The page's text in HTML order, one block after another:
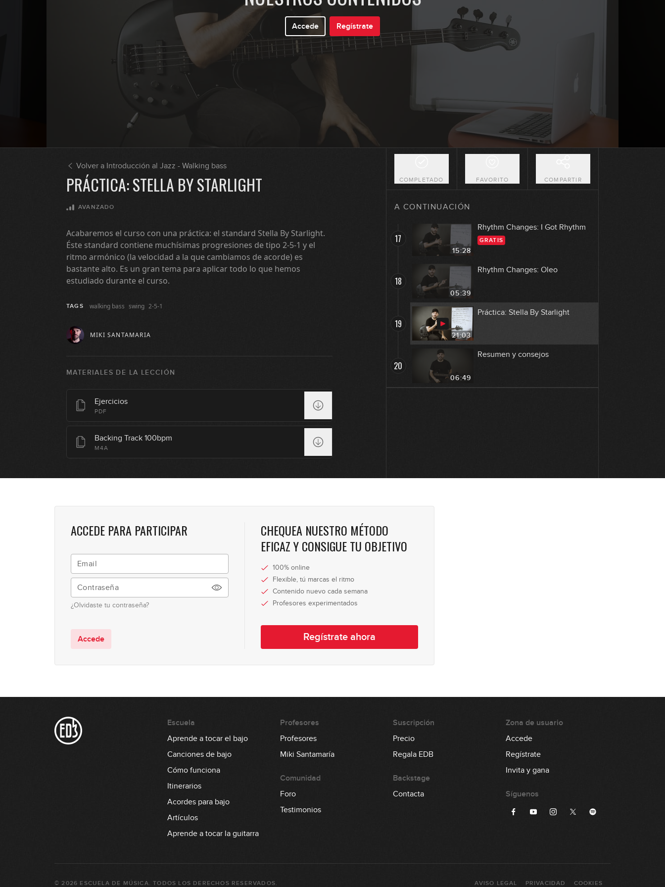
Accede Regístrate
Volver a Introducción al Jazz - Walking bass
PRÁCTICA: STELLA BY STARLIGHT
AVANZADO
Acabaremos el curso con una práctica: el standard Stella By Starlight.
Éste standard contiene muchísimas progresiones de tipo 2-5-1 y el
ritmo armónico (la velocidad a la que cambiamos de acorde) es
bastante alto. Es un gran tema para aplicar todo lo que hemos
estudiado durante el curso.
TAGS walking bass swing 2-5-1
MIKI SANTAMARIA
MATERIALES DE LA LECCIÓN
Ejercicios
PDF
Backing Track 100bpm
M4A
COMPLETADO FAVORITO COMPARTIR
A CONTINUACIÓN
18:04
Construyendo líneas Walking
sobre 2-5-1 mayores
21:18
Práctica: Tune Up
15
El Jazz Blues
18:58
Práctica: All Of Me
17
15:28
Rhythm Changes: I Got Rhythm
GRATIS
18
05:39
Rhythm Changes: Oleo
19
21:03
Práctica: Stella By Starlight
20
06:49
Resumen y consejos
ACCEDE PARA PARTICIPAR
¿Olvidaste tu contraseña?
Accede
CHEQUEA NUESTRO MÉTODO
EFICAZ Y CONSIGUE TU OBJETIVO
100% online
Flexible, tú marcas el ritmo
Contenido nuevo cada semana
Profesores experimentados
Regístrate ahora
Escuela
Aprende a tocar el bajo
Canciones de bajo
Cómo funciona
Itinerarios
Acordes para bajo
Artículos
Aprende a tocar la guitarra
Profesores
Profesores
Miki Santamaría
Comunidad
Foro
Testimonios
Suscripción
Precio
Regala EDB
Backstage
Contacta
Zona de usuario
Accede
Regístrate
Invita y gana
Síguenos
©2026 ESCUELA DE MÚSICA. TODOS LOS DERECHOS RESERVADOS. AVISO LEGAL PRIVACIDAD COOKIES